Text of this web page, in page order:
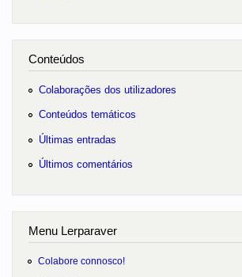
Conteúdos
Colaborações dos utilizadores
Conteúdos temáticos
Últimas entradas
Últimos comentários
Menu Lerparaver
Colabore connosco!